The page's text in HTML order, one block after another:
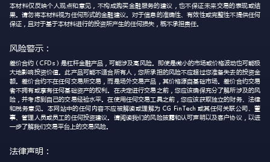
本材料仅反映个人观点和意见，不构成购买金融服务的建议，也不保证未来交易的表现或结
果。请勿将本材料视为任何形式的金融建议。对于信息的准确性、有效性或完整性不提供任何
保证，且对于基于本材料进行的投资所产生的任何损失，概不承担责任。
风险警示：
差价合约（CFDs）是杠杆金融产品，可能涉及高风险。即使是微小的市场或价格波动也可能极
大地影响投资价值。此产品可能不适合所有人，您所承担的风险不应超过您准备失去的投资金
额。差价合约不在任何交易所交易，而是场外交易产品，其价格源自基础市场。差价合约交易
者不拥有或享有任何基础资产的权利。在决定进行交易之前，您应该确保充分了解所涉及的风
险，并考虑到自己的交易经验水平。在使用任何交易工具之前，您应该获取独立的财务、法律
和税务意见。本网站中的任何内容不应被解读或理解为 CG FinTech 或其任何关联公司、董
事、管理人员或员工的任何投资建议。请阅读我们的风险披露和认可声明以及客户协议，以进
一步了解我们交易平台上的交易风险。
法律声明：